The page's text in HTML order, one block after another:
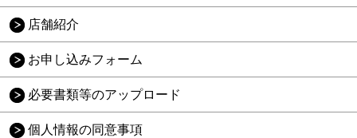
店舗紹介
お申し込みフォーム
必要書類等のアップロード
個人情報の同意事項